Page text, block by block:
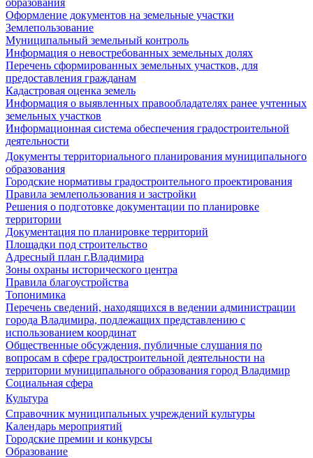
образования
Оформление документов на земельные участки
Землепользование
Муниципальный земельный контроль
Информация о невостребованных земельных долях
Перечень сформированных земельных участков, для
предоставления гражданам
Кадастровая оценка земель
Информация о выявленных правообладателях ранее учтенных
земельных участков
Информационная система обеспечения градостроительной
деятельности
Документы территориального планирования муниципального
образования
Городские нормативы градостроительного проектирования
Правила землепользования и застройки
Решения о подготовке документации по планировке
территории
Документация по планировке территорий
Площадки под строительство
Адресный план г.Владимира
Зоны охраны исторического центра
Правила благоустройства
Топонимика
Перечень сведений, находящихся в ведении администрации
города Владимира, подлежащих представлению с
использованием координат
Общественные обсуждения, публичные слушания по
вопросам в сфере градостроительной деятельности на
территории муниципального образования город Владимир
Социальная сфера
Культура
Справочник муниципальных учреждений культуры
Календарь мероприятий
Городские премии и конкурсы
Образование